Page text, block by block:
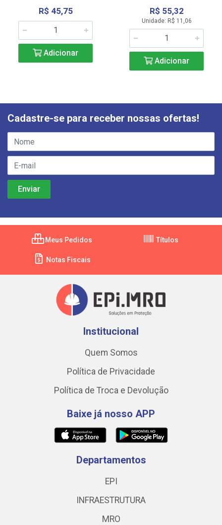
R$ 45,75
Adicionar
R$ 55,32
Unidade: R$ 11,06
Adicionar
Cadastre-se para receber nossas ofertas!
Meus Pedidos Títulos
Notas Fiscais
Institucional
Quem Somos
Política de Privacidade
Política de Troca e Devolução
Baixe já nosso APP
Departamentos
EPI
INFRAESTRUTURA
MRO